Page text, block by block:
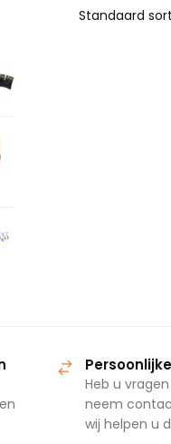
Heb u
neem
wij helpen u